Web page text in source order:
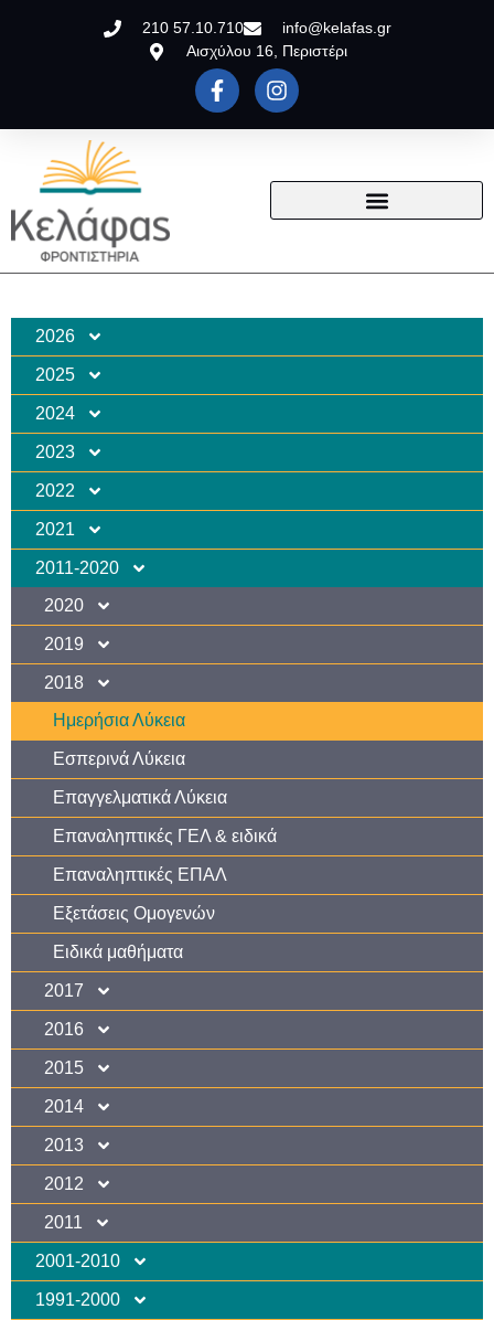
210 57.10.710
info@kelafas.gr
Αισχύλου 16, Περιστέρι
2026
2025
2024
2023
2022
2021
2011-2020
2020
2019
2018
Ημερήσια Λύκεια
Εσπερινά Λύκεια
Επαγγελματικά Λύκεια
Επαναληπτικές ΓΕΛ & ειδικά
Επαναληπτικές ΕΠΑΛ
Εξετάσεις Ομογενών
Ειδικά μαθήματα
2017
2016
2015
2014
2013
2012
2011
2001-2010
1991-2000